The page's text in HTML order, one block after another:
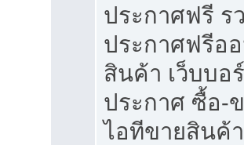
ประกาศฟรี ร
ประกาศฟรีอ
สินค้า เว็บบอ
ประกาศ ซื้อ-
ไอทีขายสินค้